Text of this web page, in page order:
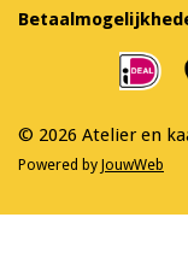
e
b
a
m
© 2026 Atelier en
Powered by JouwWeb